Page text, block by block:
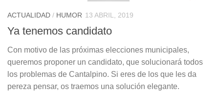
ACTUALIDAD / HUMOR 13 ABRIL, 2019
Ya tenemos candidato
Con motivo de las próximas elecciones municipales,
queremos proponer un candidato, que solucionará todos
los problemas de Cantalpino. Si eres de los que les da
pereza pensar, os traemos una solución elegante.